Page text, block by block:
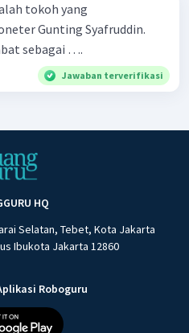
tokoh yang
Gunting Syafruddin.
sebagai ….
Jawaban terverifikasi
HQ
Selatan, Tebet, Kota Jakarta
Ibukota Jakarta 12860
Roboguru